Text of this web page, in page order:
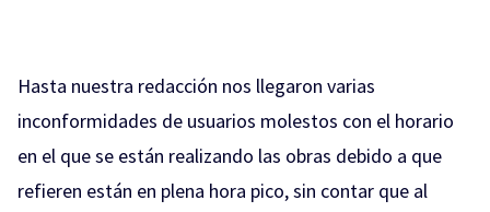
Hasta nuestra redacción nos llegaron varias
inconformidades de usuarios molestos con el horario
en el que se están realizando las obras debido a que
refieren están en plena hora pico, sin contar que al